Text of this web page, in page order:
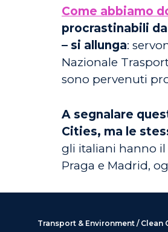
Come abbiamo
procrastinabili
– si allunga:
Nazionale
sono pervenuti
A segnalare
Cities, ma le
gli italiani hanno
Praga e Madrid,
Transport & Environment / Clean